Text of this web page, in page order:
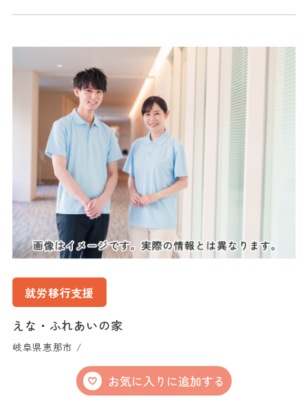
就労移行支援
えな・ふれあいの家
岐阜県恵那市 /
お気に入りに追加する